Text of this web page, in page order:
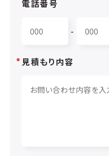
電話番号
-
見積もり内容